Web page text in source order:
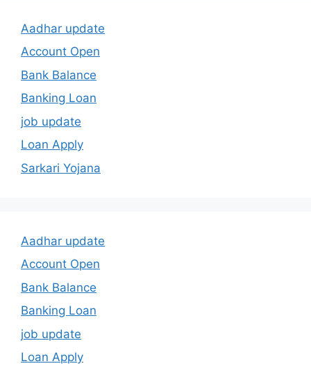
Aadhar update
Account Open
Bank Balance
Banking Loan
job update
Loan Apply
Sarkari Yojana
Aadhar update
Account Open
Bank Balance
Banking Loan
job update
Loan Apply